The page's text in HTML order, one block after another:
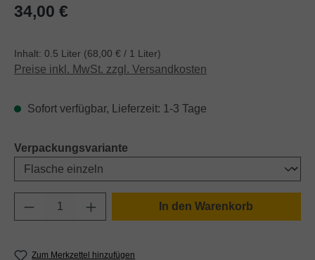
Regulärer Preis:
34,00 €
Inhalt: 0.5 Liter (68,00 € / 1 Liter)
Preise inkl. MwSt. zzgl. Versandkosten
Sofort verfügbar, Lieferzeit: 1-3 Tage
Verpackungsvariante
Produkt Anzahl: Gib den gewünschten
In den Warenkorb
Zum Merkzettel hinzufügen